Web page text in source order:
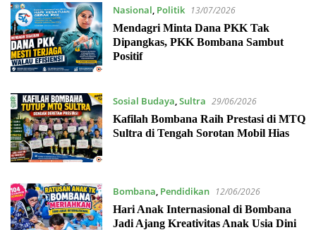
Nasional, Politik
13/07/2026
Mendagri Minta Dana PKK Tak
Dipangkas, PKK Bombana Sambut
Positif
Sosial Budaya Sultra 29/06/2026
Kafilah Bombana Raih Prestasi di MTQ
Sultra di Tengah Sorotan Mobil Hias
Bombana, Pendidikan
12/06/2026
Hari Anak Internasional di Bombana
Jadi Ajang Kreativitas Anak Usia Dini